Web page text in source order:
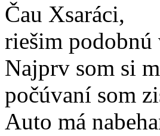
Čau Xsaráci,
riešim
Najprv som si
počúvaní som
Auto má